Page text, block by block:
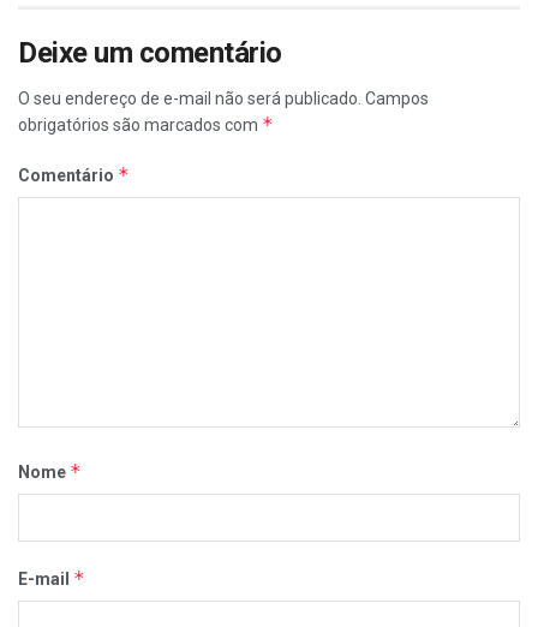
Deixe um comentário
O seu endereço de e-mail não será publicado. Campos
obrigatórios são marcados com *
Comentário *
Nome *
E-mail *